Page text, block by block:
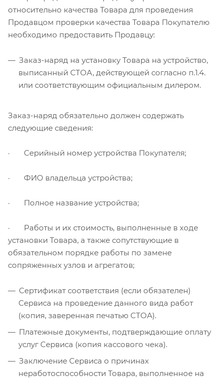
относительно качества Товара для проведения
Продавцом проверки качества Товара Покупателю
необходимо предоставить Продавцу:
Заказ-наряд на установку Товара на устройство,
выписанный СТОА, действующей согласно п.1.4.
или соответствующим официальным дилером.
Заказ-наряд обязательно должен содержать
следующие сведения:
· Серийный номер устройства Покупателя;
· ФИО владельца устройства;
· Полное название устройства;
· Работы и их стоимость, выполненные в ходе
установки Товара, а также сопутствующие в
обязательном порядке работы по замене
сопряженных узлов и агрегатов;
Сертификат соответствия (если обязателен)
Сервиса на проведение данного вида работ
(копия, заверенная печатью СТОА).
Платежные документы, подтверждающие оплату
услуг Сервиса (копия кассового чека).
Заключение Сервиса о причинах
неработоспособности Товара, выполненное на